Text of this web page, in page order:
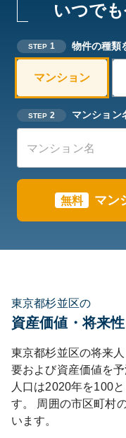
いつで
STEP 1 物件の種類
マンション
STEP 2 マンション
無料 マン
東京都杉並区の
資産価値・将来性
東京都杉並区の将来
要および資産価値を
人口は2020年を100
す。
周囲の市区町村
います。